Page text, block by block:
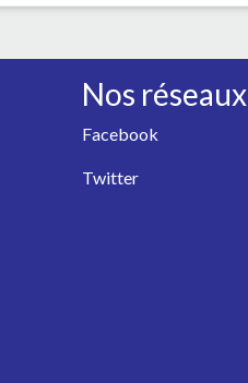
Nos réseaux
Facebook
Twitter